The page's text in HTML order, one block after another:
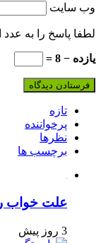
وب‌ سایت
لطفا پاسخ را به عدد
یازده − 8 =
تازه
پرخواننده
نظرها
برچسب ها
علت خواب
3 روز پیش